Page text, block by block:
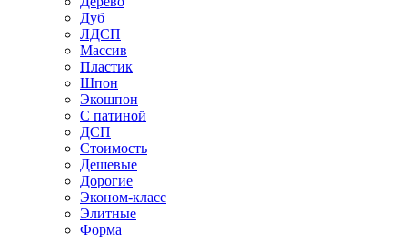
Дуб
ЛДСП
Массив
Пластик
Шпон
Экошпон
С патиной
ДСП
Стоимость
Дешевые
Дорогие
Эконом-класс
Элитные
Форма